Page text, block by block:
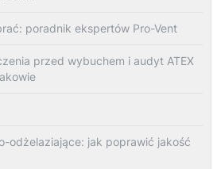
poradnik ekspertów Pro-Vent
przed wybuchem i audyt ATEX
odżelaziające: jak poprawić jakość